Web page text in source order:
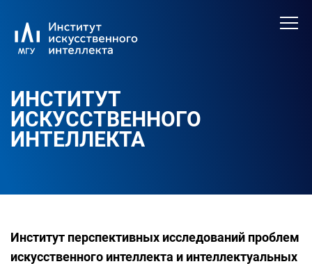
ИНСТИТУТ
ИСКУССТВЕННОГО
ИНТЕЛЛЕКТА
Институт перспективных исследований проблем
искусственного интеллекта и интеллектуальных